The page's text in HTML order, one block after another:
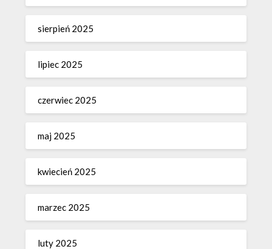
sierpień 2025
lipiec 2025
czerwiec 2025
maj 2025
kwiecień 2025
marzec 2025
luty 2025